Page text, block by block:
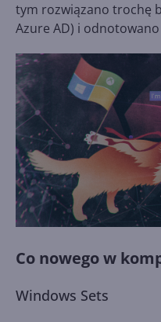
tym rozwiązano trochę
Azure AD) i
Co nowego w
Windows Sets